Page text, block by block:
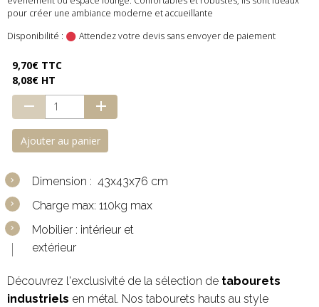
pour créer une ambiance moderne et accueillante
Disponibilité :
Attendez votre devis sans envoyer de paiement
9,70€ TTC
8,08€ HT
Ajouter au panier
Dimension : 43x43x76 cm
Charge max: 110kg max
Mobilier : intérieur et
extérieur
Découvrez l'exclusivité de la sélection de tabourets
industriels en métal. Nos tabourets hauts au style